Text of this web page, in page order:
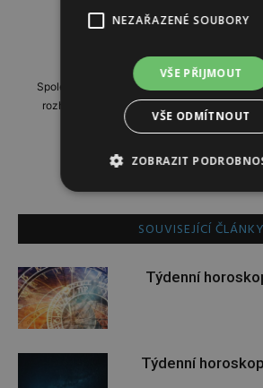
Instinkt
Společensko-reportážní týdeník, přinášející
rozhovory, domácí i zahraniční reportáže,
neobyčejných lidí.
SOUVISEJÍCÍ ČLÁNKY
Týdenní
Týdenní
NEZAŘAZENÉ SOUBORY
VŠE PŘIJMOUT
VŠE ODMÍTNOUT
ZOBRAZIT